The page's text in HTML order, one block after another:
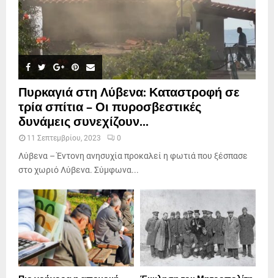
Πυρκαγιά στη Λύβενα: Καταστροφή σε
τρία σπίτια – Οι πυροσβεστικές
δυνάμεις συνεχίζουν...
11 Σεπτεμβρίου, 2023 0
Λύβενα – Έντονη ανησυχία προκαλεί η φωτιά που ξέσπασε
στο χωριό Λύβενα. Σύμφωνα...